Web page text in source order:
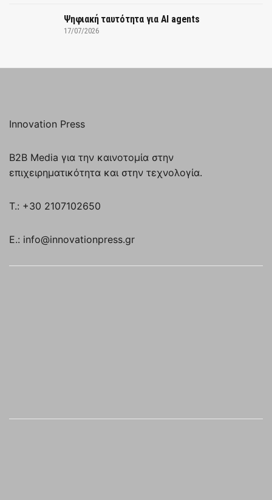
Ψηφιακή ταυτότητα για AI agents
17/07/2026
Innovation Press
B2B Media για την καινοτομία στην
επιχειρηματικότητα και στην τεχνολογία.
T.: +30 2107102650
E.: info@innovationpress.gr